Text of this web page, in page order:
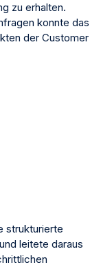
zu erhalten.
konnte das
der Customer
strukturierte
leitete daraus